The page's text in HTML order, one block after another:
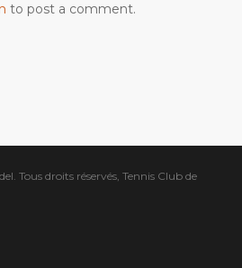
to post a comment.
Tous droits réservés, Tennis Club de